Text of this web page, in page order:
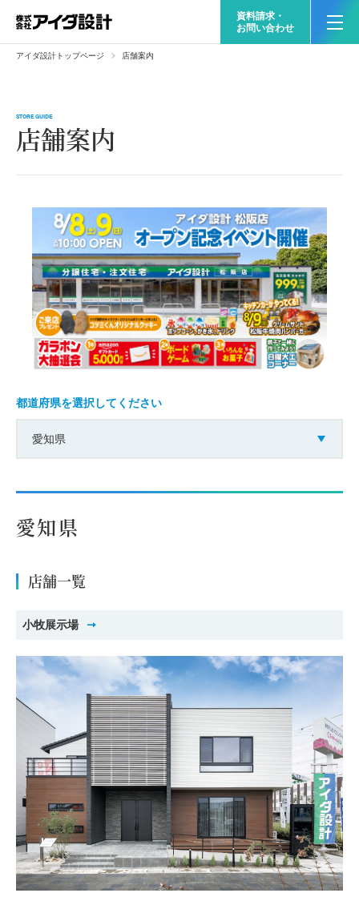
資料請求・
お問い合わせ
アイダ設計トップページ 店舗案内
店舗案内
STORE GUIDE
都道府県を選択してください
愛知県
愛知県
店舗一覧
小牧展示場